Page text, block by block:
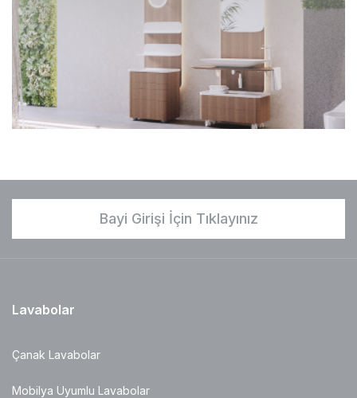
Bayi Girişi İçin Tıklayınız
Lavabolar
Çanak Lavabolar
Mobilya Uyumlu Lavabolar